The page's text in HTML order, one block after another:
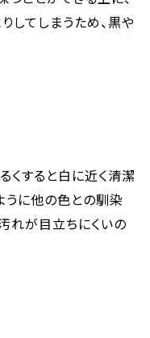
してしまうため、黒や
くすると白に近く清潔
うに他の色との馴染
れが目立ちにくいの